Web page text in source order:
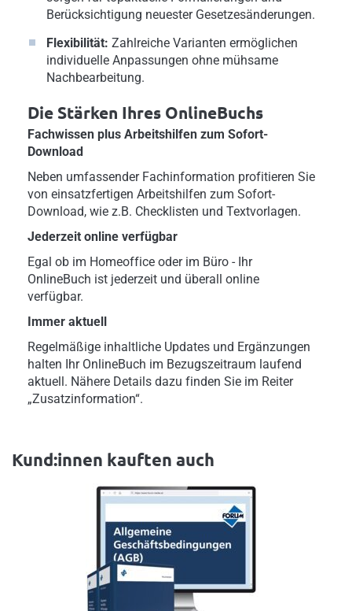
Berücksichtigung neuester Gesetzesänderungen.
Flexibilität: Zahlreiche Varianten ermöglichen
individuelle Anpassungen ohne mühsame
Nachbearbeitung.
Die Stärken Ihres OnlineBuchs
Fachwissen plus Arbeitshilfen zum Sofort-
Download
Neben umfassender Fachinformation profitieren Sie
von einsatzfertigen Arbeitshilfen zum Sofort-
Download, wie z.B. Checklisten und Textvorlagen.
Jederzeit online verfügbar
Egal ob im Homeoffice oder im Büro - Ihr
OnlineBuch ist jederzeit und überall online
verfügbar.
Immer aktuell
Regelmäßige inhaltliche Updates und Ergänzungen
halten Ihr OnlineBuch im Bezugszeitraum laufend
aktuell. Nähere Details dazu finden Sie im Reiter
„Zusatzinformation“.
Kund:innen kauften auch